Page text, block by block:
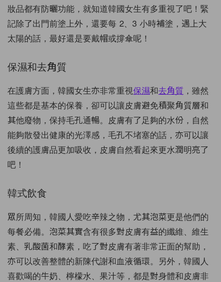
妝品都有防曬功能，就知道韓國女生有多重視了吧！緊
記除了出門前塗上外，還要每 2、3 小時補塗，遇上大
太陽的話，最好還是要戴帽或撐傘呢！
保濕和去角質
在護膚方面，韓國女生亦非常重視保濕和去角質 ，雖然
這些都是基本的保養，卻可以讓皮膚避免積聚角質層和
其他廢物，保持毛孔通暢。皮膚有了足夠的水份，自然
能夠散發出健康的光澤感，毛孔不堵塞的話，亦可以讓
後續的護膚品更加吸收，皮膚自然看起來更水潤明亮了
吧！
韓式飲食
眾所周知，韓國人愛吃辛辣之物，尤其泡菜更是他們的
每餐必備。泡菜其實含有很多對皮膚有益的纖維、維生
素、乳酸菌和酵素，吃了對皮膚有著非常正面的幫助，
亦可以改善整體的新陳代謝和血液循環。另外，韓國人
喜歡喝的牛奶、檸檬水、果汁等，都是對身體和皮膚非